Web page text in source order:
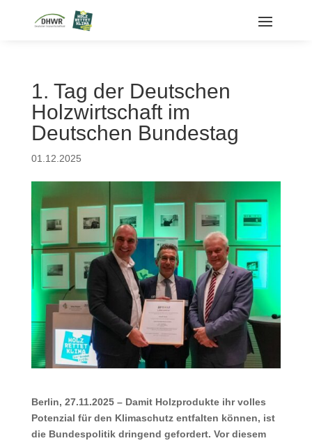
1. Tag der Deutschen
Holzwirtschaft im
Deutschen Bundestag
01.12.2025
Berlin, 27.11.2025 – Damit Holzprodukte ihr volles
Potenzial für den Klimaschutz entfalten können, ist
die Bundespolitik dringend gefordert. Vor diesem